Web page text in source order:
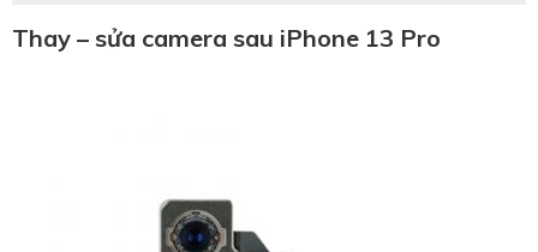
Thay – sửa camera sau iPhone 13 Pro